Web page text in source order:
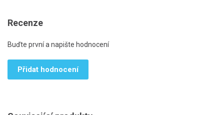
Recenze
Buďte první a napište hodnocení
Přidat hodnocení